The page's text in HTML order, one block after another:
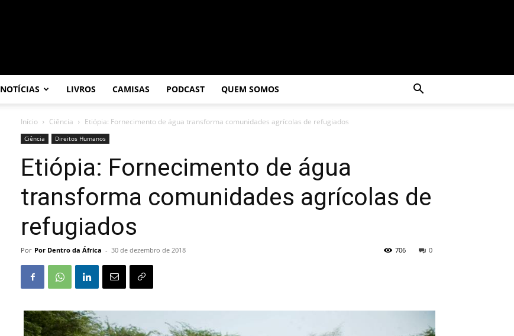
NOTÍCIAS LIVROS CAMISAS PODCAST QUEM SOMOS
Início Ciência Etiópia: Fornecimento de água transforma comunidades agrícolas de refugiados
Ciência Direitos Humanos
Etiópia: Fornecimento de água
transforma comunidades agrícolas de
refugiados
Por Por Dentro da África - 30 de dezembro de 2018 0
706